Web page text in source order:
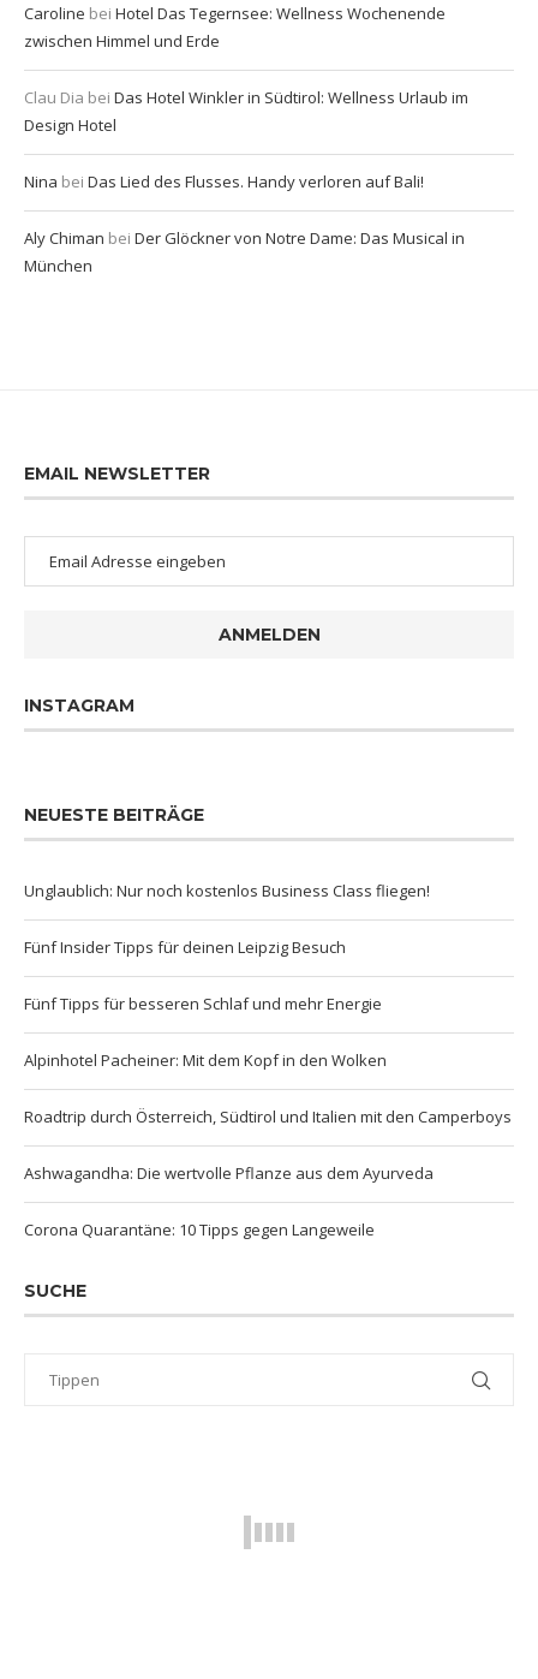
Caroline bei Hotel Das Tegernsee: Wellness Wochenende
zwischen Himmel und Erde
Clau Dia bei Das Hotel Winkler in Südtirol: Wellness Urlaub im
Design Hotel
Nina bei Das Lied des Flusses. Handy verloren auf Bali!
Aly Chiman bei Der Glöckner von Notre Dame: Das Musical in
München
EMAIL NEWSLETTER
ANMELDEN
INSTAGRAM
NEUESTE BEITRÄGE
Unglaublich: Nur noch kostenlos Business Class fliegen!
Fünf Insider Tipps für deinen Leipzig Besuch
Fünf Tipps für besseren Schlaf und mehr Energie
Alpinhotel Pacheiner: Mit dem Kopf in den Wolken
Roadtrip durch Österreich, Südtirol und Italien mit den Camperboys
Ashwagandha: Die wertvolle Pflanze aus dem Ayurveda
Corona Quarantäne: 10 Tipps gegen Langeweile
SUCHE